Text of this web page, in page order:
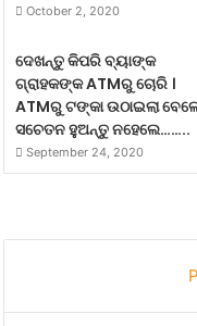
October 2, 2020
ଦେଖନ୍ତୁ କିପରି ବ୍ୟାଙ୍କ
ଗ୍ରାହକଙ୍କ ATMରୁ ଚୋରି ।
ATMରୁ ଟଙ୍କା ଉଠାଇଲା
ସଚେତନ ହୁଅନ୍ତୁ ନହେଲେ……..
September 24, 2020